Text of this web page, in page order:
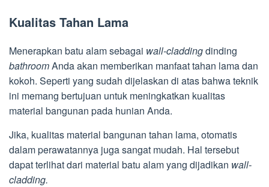
Kualitas Tahan Lama
Menerapkan batu alam sebagai wall-claddingdinding
bathroomAnda akan memberikan manfaat tahan lama dan
kokoh. Seperti yang sudah dijelaskan di atas bahwa teknik
ini memang bertujuan untuk meningkatkan kualitas
material bangunan pada hunian Anda.
Jika, kualitas material bangunan tahan lama, otomatis
dalam perawatannya juga sangat mudah. Hal tersebut
dapat terlihat dari material batu alam yang dijadikan wall-
cladding.